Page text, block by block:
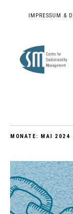
IMPRESSUM &
MONATE: MAI 2024